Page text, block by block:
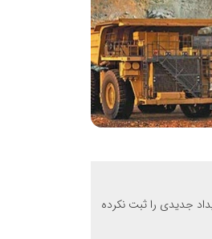
جدیدی را ثبت نکرده